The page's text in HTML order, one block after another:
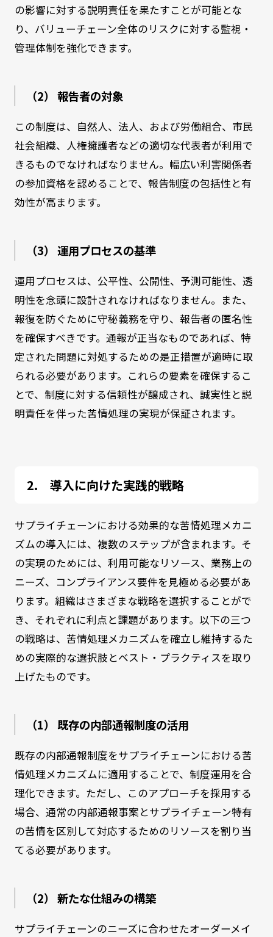
の影響に対する説明責任を果たすことが可能とな
り、バリューチェーン全体のリスクに対する監視・
管理体制を強化できます。
（2） 報告者の対象
この制度は、自然人、法人、および労働組合、市民
社会組織、人権擁護者などの適切な代表者が利用で
きるものでなければなりません。幅広い利害関係者
の参加資格を認めることで、報告制度の包括性と有
効性が高まります。
（3） 運用プロセスの基準
運用プロセスは、公平性、公開性、予測可能性、透
明性を念頭に設計されなければなりません。また、
報復を防ぐために守秘義務を守り、報告者の匿名性
を確保すべきです。通報が正当なものであれば、特
定された問題に対処するための是正措置が適時に取
られる必要があります。これらの要素を確保するこ
とで、制度に対する信頼性が醸成され、誠実性と説
明責任を伴った苦情処理の実現が保証されます。
導入に向けた実践的戦略
サプライチェーンにおける効果的な苦情処理メカニ
ズムの導入には、複数のステップが含まれます。そ
の実現のためには、利用可能なリソース、業務上の
ニーズ、コンプライアンス要件を見極める必要があ
ります。組織はさまざまな戦略を選択することがで
き、それぞれに利点と課題があります。以下の三つ
の戦略は、苦情処理メカニズムを確立し維持するた
めの実際的な選択肢とベスト・プラクティスを取り
上げたものです。
（1） 既存の内部通報制度の活用
既存の内部通報制度をサプライチェーンにおける苦
情処理メカニズムに適用することで、制度運用を合
理化できます。ただし、このアプローチを採用する
場合、通常の内部通報事案とサプライチェーン特有
の苦情を区別して対応するためのリソースを割り当
てる必要があります。
（2） 新たな仕組みの構築
サプライチェーンのニーズに合わせたオーダーメイ